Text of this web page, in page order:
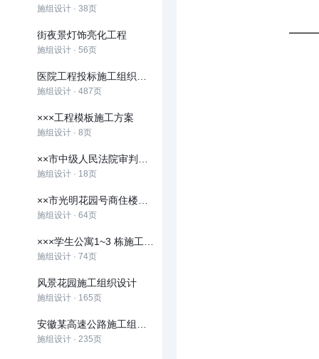
施组设计 · 38页
街夜景灯饰亮化工程
施组设计 · 56页
施组设计 · 487页
×××工程模板施工方案
施组设计 · 8页
施组设计 · 18页
施组设计 · 64页
施组设计 · 74页
风景花园施工组织设计
施组设计 · 165页
施组设计 · 235页